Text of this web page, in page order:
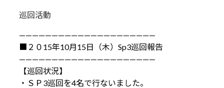
巡回活動
—————————————————————
■２０15年10月15日（木）Sp3巡回報告
—————————————————————
【巡回状況】
・ＳＰ3巡回を4名で行ないました。